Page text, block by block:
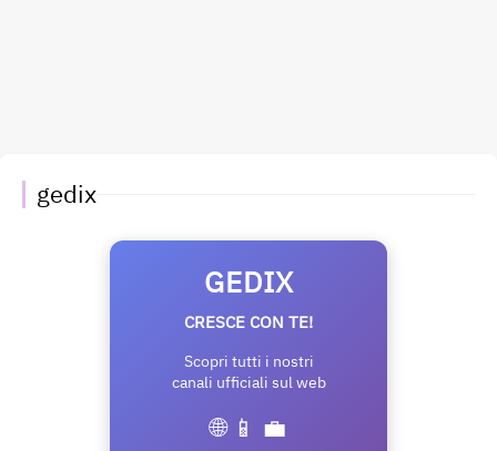
gedix
GEDIX
CRESCE CON TE!
Scopri tutti i nostri
canali ufficiali sul web
🌐 📱 💼